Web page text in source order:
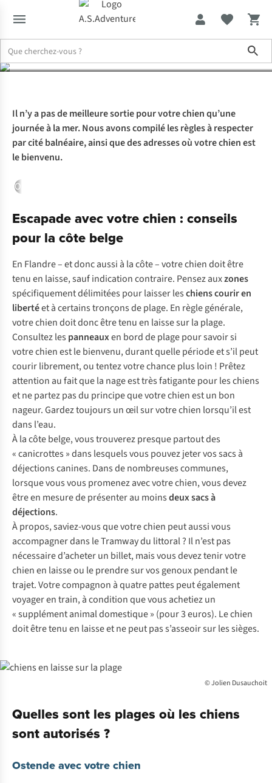
la plage
Il n’y a pas de meilleure sortie pour votre chien qu’une
journée à la mer. Nous avons compilé les règles à respecter
par cité balnéaire, ainsi que des adresses où votre chien est
le bienvenu.
Ostende
Escapade avec votre chien : conseils
pour la côte belge
En Flandre – et donc aussi à la côte – votre chien doit être
tenu en laisse,saufindication contraire. Pensez auxzones
spécifiquement délimitées pour laisser leschienscourir en
libertéet à certains tronçons de plage. En règle générale,
votre chien doit donc être tenu en laisse sur la plage.
Consultez les panneauxen bord de plage pour savoir si
votre chien est le bienvenu, durant quelle période et s’il peut
courir librement, ou tentez votre chance plus loin ! Prêtez
attention au fait que la nage est très fatigante pour les chiens
et ne partez pas du principe que votre chien est un bon
nageur. Gardez toujours un œil sur votre chien lorsqu’il est
dans l’eau.
À la côte belge, vous trouverez presque partout des
« canicrottes » dans lesquels vous pouvez jeter vos sacs à
déjections canines. Dans de nombreuses communes,
lorsque vous vous promenez avec votre chien, vous devez
être en mesure de présenter au moinsdeux sacs à
déjections.
À propos, saviez-vous que votre chien peut aussi vous
accompagner dans le Tramway du littoral ? Il n’est pas
nécessaire d’acheter un billet, mais vous devez tenir votre
chien en laisse ou le prendre sur vos genoux pendant le
trajet. Votre compagnon à quatre pattes peut également
voyager en train, à condition que vous achetiez un
« supplément animal domestique » (pour 3 euros). Le chien
doit être tenu en laisse et ne peut pas s’asseoir sur les sièges.
© Jolien Dusauchoit
Quelles sont les plages où les chiens
sont autorisés ?
Ostende avec votre chien